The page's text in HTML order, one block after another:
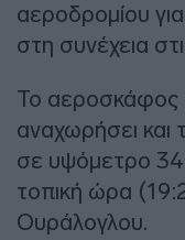
αεροδρομίου
στη συνέχεια
Το αεροσκάφος
αναχωρήσει και
σε υψόμετρο
τοπική ώρα
Ουράλογλου.